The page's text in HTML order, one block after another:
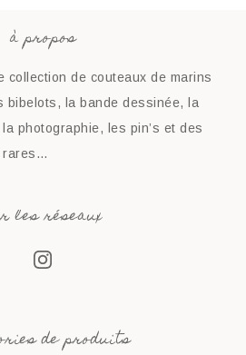
à propos
collection de couteaux de marins
bibelots, la bande dessinée, la
photographie, les pin’s et des
rares…
les réseaux
de produits